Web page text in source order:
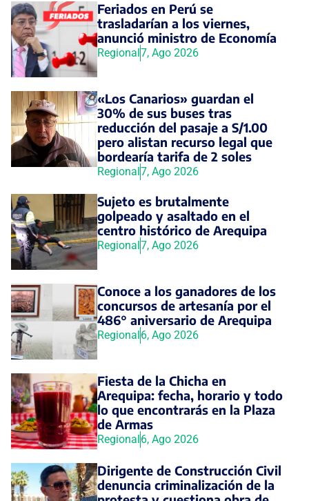
Feriados en Perú se
trasladarían a los viernes,
anunció ministro de Economía
Regional7, Ago 2026
«Los Canarios» guardan el
30% de sus buses tras
reducción del pasaje a S/1.00
pero alistan recurso legal que
bordearía tarifa de 2 soles
Regional7, Ago 2026
Sujeto es brutalmente
golpeado y asaltado en el
centro histórico de Arequipa
Regional7, Ago 2026
Conoce a los ganadores de los
concursos de artesanía por el
486° aniversario de Arequipa
Regional6, Ago 2026
Fiesta de la Chicha en
Arequipa: fecha, horario y todo
lo que encontrarás en la Plaza
de Armas
Regional6, Ago 2026
Dirigente de Construcción Civil
denuncia criminalización de la